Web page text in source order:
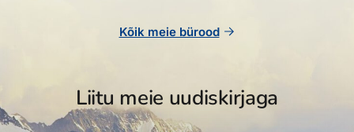
Kõik meie bürood
Liitu meie uudiskirjaga